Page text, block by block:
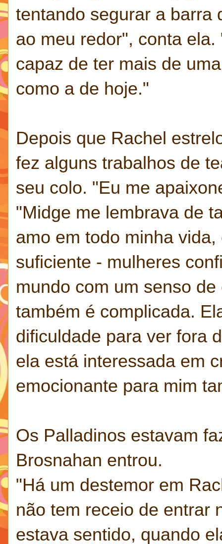
tentando segurar a barra
ao meu redor", conta
capaz de ter mais de
como a de hoje."
Depois que Rachel
fez alguns trabalhos de
seu colo. "Eu me
"Midge me lembrava de
amo em todo minha
suficiente - mulheres
mundo com um senso
também é complicada.
dificuldade para ver fora
ela está interessada em
emocionante para mim
Os Palladinos estavam
Brosnahan entrou.
"Há um destemor em
não tem receio de entrar
estava sentido, quando